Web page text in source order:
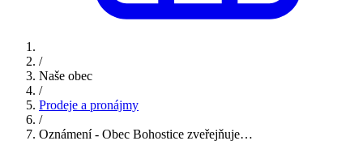
/
Naše obec
/
Prodeje a pronájmy
/
Oznámení - Obec Bohostice zveřejňuje…